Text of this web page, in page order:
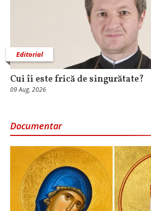
Editorial
Cui îi este frică de singurătate?
09 Aug, 2026
Documentar